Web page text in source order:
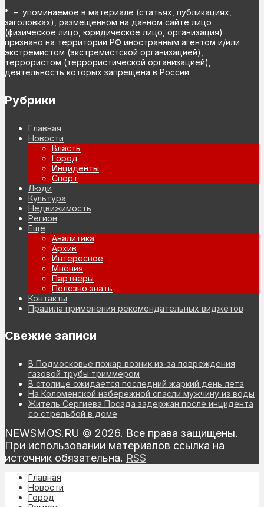
* – упоминаемое в материале (статьях, публикациях,
заголовках), размещённом на данном сайте лицо
(физическое лицо, юридическое лицо, организация)
признано на территории РФ иностранным агентом и/или
экстремистом (экстремистской организацией),
террористом (террористической организацией),
деятельность которых запрещена в России.
Рубрики
Главная
Новости
Власть
Город
Инциденты
Спорт
Люди
Культура
Недвижимость
Регион
Еще
Аналитика
Архив
Интересное
Мнения
Партнеры
Полезно знать
Контакты
Правила применения рекомендательных виджетов
Свежие записи
В Подмосковье пожар возник из-за повреждения
газовой трубы триммером
В столице ожидается последний жаркий день лета
На Коломенской набережной спасли мужчину из воды
Житель Сергиева Посада задержан после инцидента
со стрельбой в доме
NEWSMOS.RU © 2026. Все права защищены.
При использовании материалов ссылка на
источник обязательна. RSS
Главная
Новости
Город